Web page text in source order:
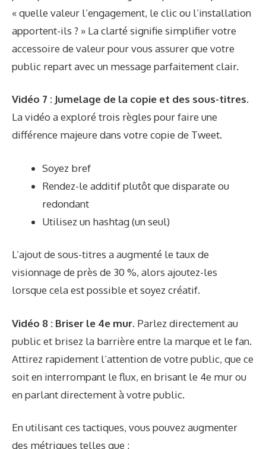
« quelle valeur l’engagement, le clic ou l’installation
apportent-ils ? » La clarté signifie simplifier votre
accessoire de valeur pour vous assurer que votre
public repart avec un message parfaitement clair.
Vidéo 7 : Jumelage de la copie et des sous-titres.
La vidéo a exploré trois règles pour faire une
différence majeure dans votre copie de Tweet.
Soyez bref
Rendez-le additif plutôt que disparate ou
redondant
Utilisez un hashtag (un seul)
L’ajout de sous-titres a augmenté le taux de
visionnage de près de 30 %, alors ajoutez-les
lorsque cela est possible et soyez créatif.
Vidéo 8 : Briser le 4e mur. Parlez directement au
public et brisez la barrière entre la marque et le fan.
Attirez rapidement l’attention de votre public, que ce
soit en interrompant le flux, en brisant le 4e mur ou
en parlant directement à votre public.
En utilisant ces tactiques, vous pouvez augmenter
des métriques telles que :